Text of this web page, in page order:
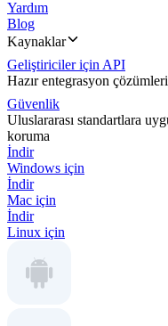
Yardım
Blog
Kaynaklar
Geliştiriciler için API
Hazır entegrasyon çözümleri
Güvenlik
Uluslararası standartlara
koruma
İndir
Windows için
İndir
Mac için
İndir
Linux için